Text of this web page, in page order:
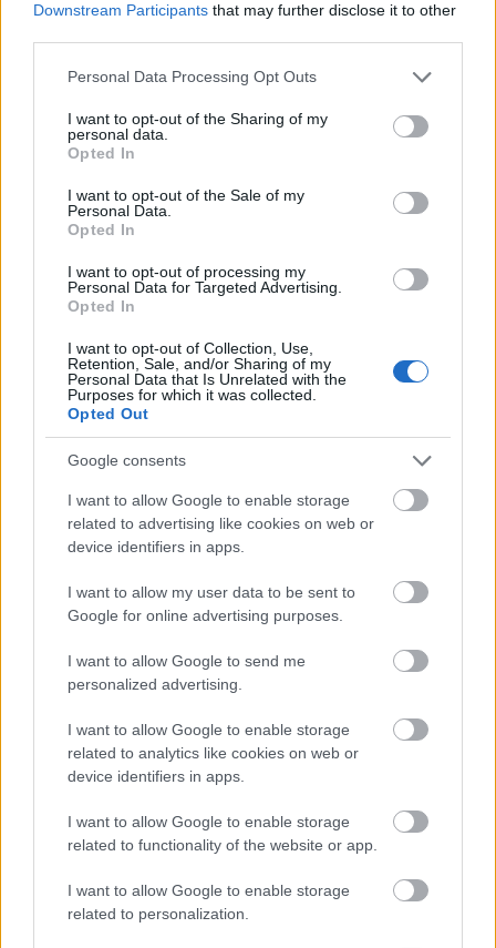
Downstream Participants that may further disclose it to other
Please note that this website/app uses one or more Google
not limited to your visit or usage behaviour. You may click to
grant or deny consent to Google and its third-party tags to
use your data for below specified purposes in below Google
consent section.
Personal Data Processing Opt Outs
I want to opt-out of the Sharing of my
personal data.
Opted In
I want to opt-out of the Sale of my
Personal Data.
Opted In
I want to opt-out of processing my
Personal Data for Targeted Advertising.
Opted In
I want to opt-out of Collection, Use,
Retention, Sale, and/or Sharing of my
Personal Data that Is Unrelated with the
Purposes for which it was collected.
Opted Out
Google consents
I want to allow Google to enable storage
related to advertising like cookies on web or
device identifiers in apps.
I want to allow my user data to be sent to
Google for online advertising purposes.
I want to allow Google to send me
personalized advertising.
I want to allow Google to enable storage
related to analytics like cookies on web or
device identifiers in apps.
I want to allow Google to enable storage
related to functionality of the website or app.
I want to allow Google to enable storage
related to personalization.
dél-koreai előadó, aki bizony magasra tette a
mércét, leginkább a maga számára.
Forrás: The Sun
Amerika Zene Korea Pop Könnyűzene
„NEM TÖBB EZER EMBERRE UTAZUNK, HANEM